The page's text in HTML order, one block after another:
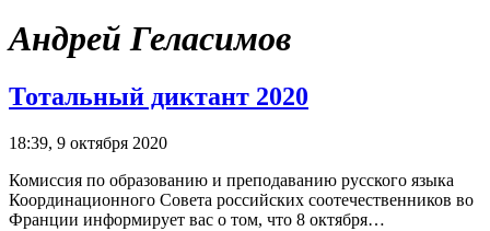
Андрей Геласимов
Тотальный диктант 2020
18:39, 9 октября 2020
Комиссия по образованию и преподаванию русского языка
Координационного Совета российских соотечественников во
Франции информирует вас о том, что 8 октября…